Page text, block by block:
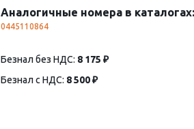
Аналогичные номера в каталогах:
0445110864
Безнал без НДС: 8 175 ₽
Безнал с НДС: 8 500 ₽